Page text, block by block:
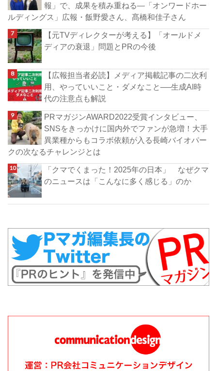
報」で、成果を積み重ねる―「オンワードホー
ルディングス」広報・飯野愛さん、髙橋和佳子さん
【元TVディレクターが考える】「オールドメ
ディアの衰退」問題とPRの今後
【広報担当者必読】メディア掲載記事の二次利
用、やっていいこと・ダメなこと──生成AI時
代の注意点も解説
PRマガジンAWARD2022受賞インタビュー、
SNSをきっかけに国内外でファンが急増！大手
異業種からもコラボ依頼が入る長崎バイオパー
クの次なるチャレンジとは
「クマでくまった！2025年の日本」 なぜクマ
のニュースは「こんなに多く感じる」のか